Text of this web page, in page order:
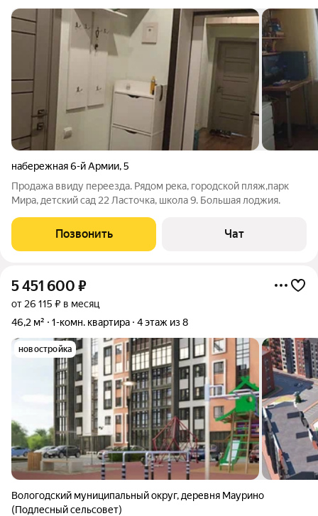
набережная 6-й Армии,5
Продажа ввиду переезда. Рядом река, городской пляж,парк
Мира, детский сад 22 Ласточка, школа 9. Большая лоджия.
Позвонить Чат
5 451 600 ₽
от 26 115 ₽ в месяц
46,2 м²
1-комн. квартира 4 этаж из 8
новостройка
Вологодский муниципальный округ, деревня Маурино
(Подлесный сельсовет)